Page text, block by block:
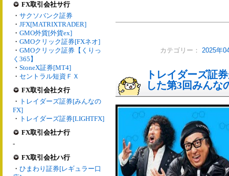
FX取引会社サ行
・ サクソバンク証券
・ JFX[MATRIXTRADER]
・ GMO外貨[外貨ex]
・ GMOクリック証券[FXネオ]
・ GMOクリック証券【くりっ
く365】
・ StoneX証券[MT4]
・ セントラル短資ＦＸ
FX取引会社タ行
・ トレイダーズ証券[みんなの
FX]
・ トレイダーズ証券[LIGHTFX]
FX取引会社ナ行
-
FX取引会社ハ行
・ ひまわり証券[レギュラー口
カテゴリー： 2025年
トレイダーズ証
した第3回みんな